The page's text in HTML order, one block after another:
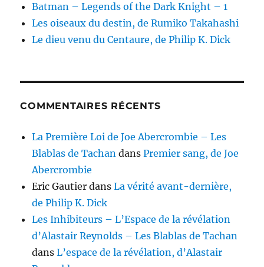
Batman – Legends of the Dark Knight – 1
Les oiseaux du destin, de Rumiko Takahashi
Le dieu venu du Centaure, de Philip K. Dick
COMMENTAIRES RÉCENTS
La Première Loi de Joe Abercrombie – Les
Blablas de Tachan dansPremier sang, de Joe
Abercrombie
Eric Gautier dansLa vérité avant-dernière,
de Philip K. Dick
Les Inhibiteurs – L’Espace de la révélation
d’Alastair Reynolds – Les Blablas de Tachan
dansL’espace de la révélation, d’Alastair